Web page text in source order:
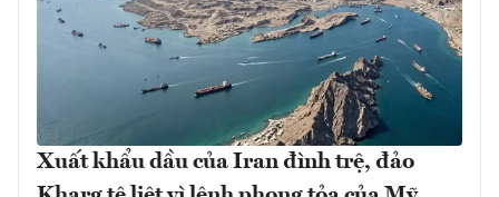
Xuất khẩu dầu của Iran đình trệ, đảo